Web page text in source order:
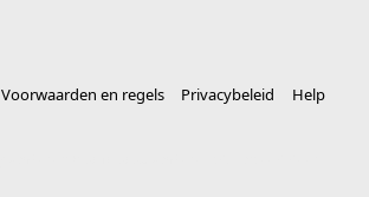
Voorwaarden en regels Privacybeleid
Help